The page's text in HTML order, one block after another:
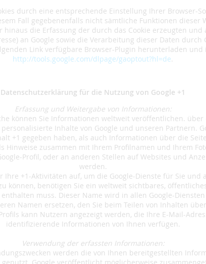
durch eine entsprechende Einstellung Ihrer Browser-
Fall gegebenenfalls nicht sämtliche Funktionen dieser
hinaus die Erfassung der durch das Cookie erzeugten
an Google sowie die Verarbeitung dieser Daten
Link verfügbare Browser-Plugin herunterladen
http://tools.google.com/dlpage/gaoptout?hl=de.
Datenschutzerklärung für die Nutzung von Google +1
Erfassung und Weitergabe von Informationen:
können Sie Informationen weltweit veröffentlichen. über
Inhalte von Google und unseren Partnern.
+1 gegeben haben, als auch Informationen über die
Hinweise zusammen mit Ihrem Profilnamen und Ihrem
Profil, oder an anderen Stellen auf Websites und
werden.
Ihre +1-Aktivitäten auf, um die Google-Dienste für Sie und
können, benötigen Sie ein weltweit sichtbares,
muss. Dieser Name wird in allen Google-
Namen ersetzen, den Sie beim Teilen von Inhalten
kann Nutzern angezeigt werden, die Ihre E-Mail-
identifizierende Informationen von Ihnen verfügen.
Verwendung der erfassten Informationen:
werden die von Ihnen bereitgestellten